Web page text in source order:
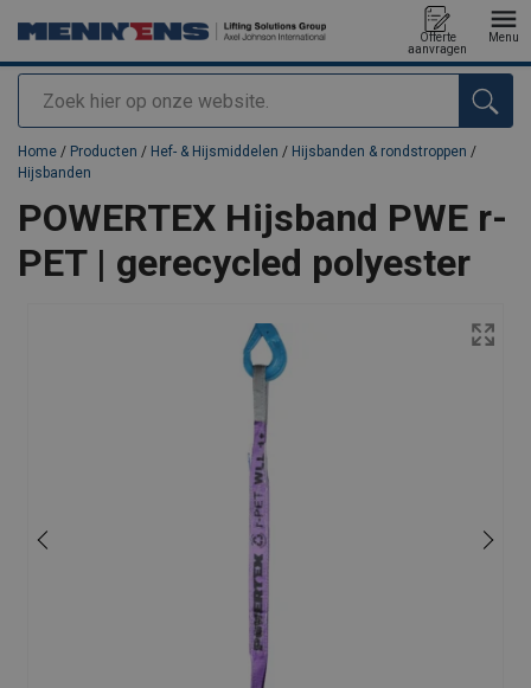
Zoeken
Offerte
aanvragen
Menu
toegevoegd aan uw offerte
Home / Producten / Hef- & Hijsmiddelen / Hijsbanden & rondstroppen /
Hijsbanden
POWERTEX Hijsband PWE r-
PET | gerecycled polyester